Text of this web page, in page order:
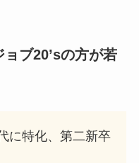
ョブ20’sの方が若
に特化、第二新卒